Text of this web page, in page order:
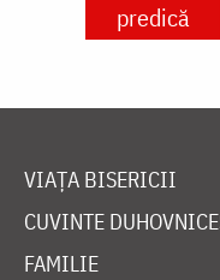
predică
VIAȚA BISERICII
CUVINTE
FAMILIE